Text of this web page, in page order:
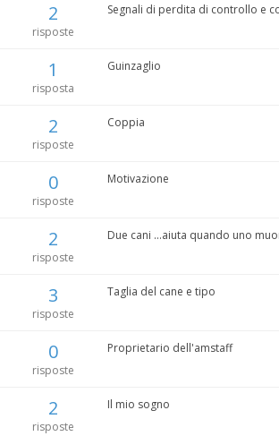
2
risposte
Segnali di perdita di controllo e
1
risposta
Guinzaglio
2
risposte
Coppia
0
risposte
Motivazione
2
risposte
Due cani ...aiuta quando uno
3
risposte
Taglia del cane e tipo
0
risposte
Proprietario dell'amstaff
2
risposte
Il mio sogno